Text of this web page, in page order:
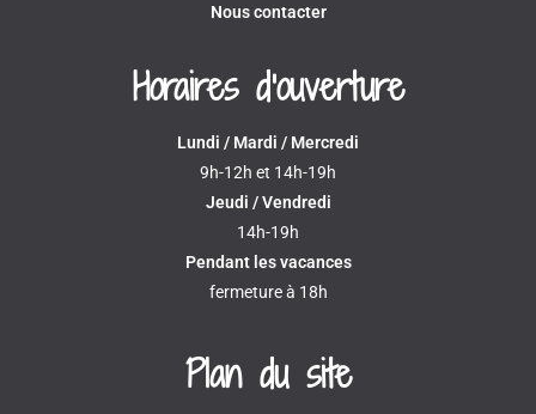
Nous contacter
Horaires d'ouverture
Lundi / Mardi / Mercredi
9h-12h et 14h-19h
Jeudi / Vendredi
14h-19h
Pendant les vacances
fermeture à 18h
Plan du site